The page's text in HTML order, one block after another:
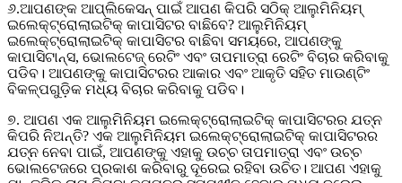
୬.ଆପଣଙ୍କ ଆପ୍ଲିକେସନ୍ ପାଇଁ ଆପଣ କିପରି ସଠିକ୍ ଆଲୁମିନିୟମ୍
ଇଲେକ୍ଟ୍ରୋଲାଇଟିକ୍ କାପାସିଟର ବାଛିବେ? ଆଲୁମିନିୟମ୍
ଇଲେକ୍ଟ୍ରୋଲାଇଟିକ୍ କାପାସିଟର ବାଛିବା ସମୟରେ, ଆପଣଙ୍କୁ
କାପାସିଟାନ୍ସ, ଭୋଲଟେଜ୍ ରେଟିଂ ଏବଂ ତାପମାତ୍ରା ରେଟିଂ ବିଚାର କରିବାକୁ
ପଡିବ। ଆପଣଙ୍କୁ କାପାସିଟରର ଆକାର ଏବଂ ଆକୃତି ସହିତ ମାଉଣ୍ଟିଂ
ବିକଳ୍ପଗୁଡ଼ିକ ମଧ୍ୟ ବିଚାର କରିବାକୁ ପଡିବ।
୭. ଆପଣ ଏକ ଆଲୁମିନିୟମ ଇଲେକ୍ଟ୍ରୋଲାଇଟିକ୍ କାପାସିଟରର ଯତ୍ନ
କିପରି ନିଅନ୍ତି? ଏକ ଆଲୁମିନିୟମ ଇଲେକ୍ଟ୍ରୋଲାଇଟିକ୍ କାପାସିଟରର
ଯତ୍ନ ନେବା ପାଇଁ, ଆପଣଙ୍କୁ ଏହାକୁ ଉଚ୍ଚ ତାପମାତ୍ରା ଏବଂ ଉଚ୍ଚ
ଭୋଲଟେଜରେ ପ୍ରକାଶ କରିବାରୁ ଦୂରେଇ ରହିବା ଉଚିତ। ଆପଣ ଏହାକୁ